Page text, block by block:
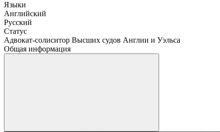
Языки
Английский
Русский
Статус
Адвокат-солиситор Высших судов Англии и Уэльса
Общая информация